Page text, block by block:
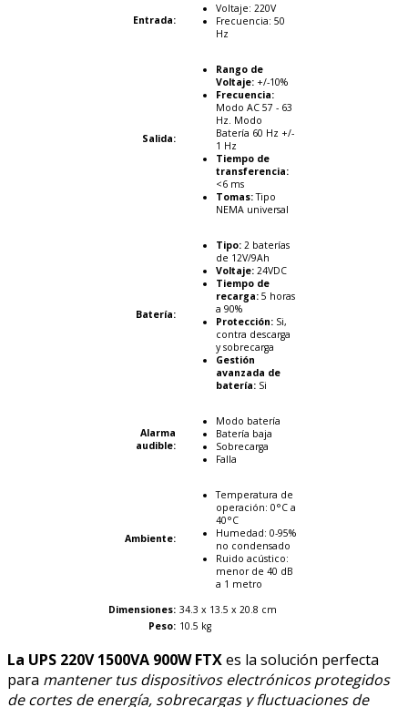
Entrada:
Voltaje: 220V
Frecuencia: 50
Hz
Salida:
Rango de
Voltaje: +/-10%
Frecuencia:
Modo AC 57 - 63
Hz. Modo
Batería 60 Hz +/-
1 Hz
Tiempo de
transferencia:
<6 ms
Tomas:Tipo
NEMA universal
Batería:
Tipo: 2 baterías
de 12V/9Ah
Voltaje: 24VDC
Tiempo de
recarga: 5 horas
a 90%
Protección: Si,
contra descarga
y sobrecarga
Gestión
avanzada de
batería: Si
Alarma
audible:
Modo batería
Batería baja
Sobrecarga
Falla
Ambiente:
Temperatura de
operación: 0°C a
40°C
Humedad: 0-95%
no condensado
Ruido acústico:
menor de 40 dB
a 1 metro
Dimensiones: 34.3 x 13.5 x 20.8 cm
Peso: 10.5 kg
La UPS 220V 1500VA 900W FTXes la solución perfecta
para mantener tus dispositivos electrónicos protegidos
de cortes de energía, sobrecargas y fluctuaciones de